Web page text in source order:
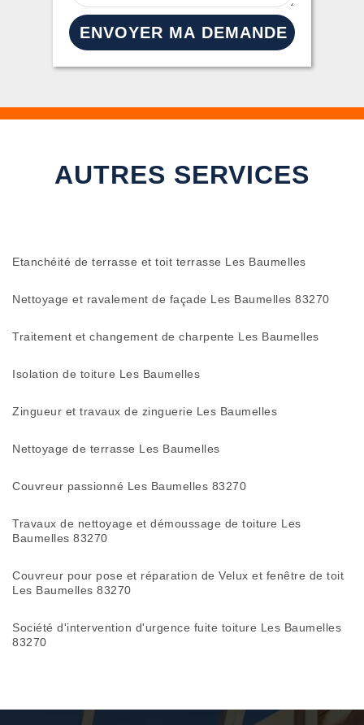
AUTRES SERVICES
Etanchéité de terrasse et toit terrasse Les Baumelles
Nettoyage et ravalement de façade Les Baumelles 83270
Traitement et changement de charpente Les Baumelles
Isolation de toiture Les Baumelles
Zingueur et travaux de zinguerie Les Baumelles
Nettoyage de terrasse Les Baumelles
Couvreur passionné Les Baumelles 83270
Travaux de nettoyage et démoussage de toiture Les
Baumelles 83270
Couvreur pour pose et réparation de Velux et fenêtre de toit
Les Baumelles 83270
Société d'intervention d'urgence fuite toiture Les Baumelles
83270